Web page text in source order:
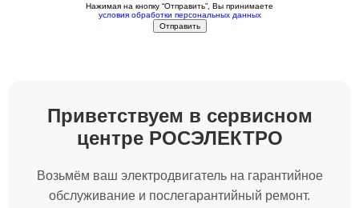
Нажимая на кнопку “Отправить”, Вы принимаете
условия обработки персональных данных
Приветствуем в сервисном
центре РОСЭЛЕКТРО
Возьмём ваш электродвигатель на гарантийное
обслуживание и послегарантийный ремонт.